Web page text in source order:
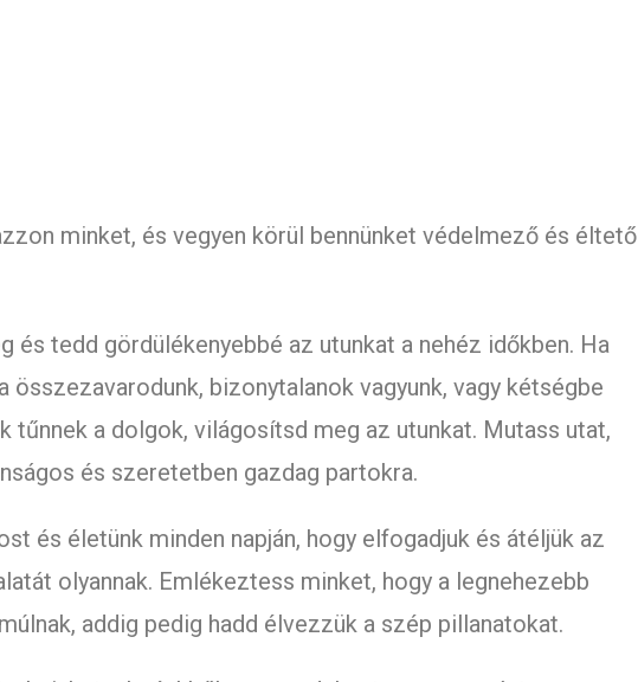
minket, és vegyen körül bennünket védelmező és éltető
és tedd gördülékenyebbé az utunkat a nehéz időkben. Ha
összezavarodunk, bizonytalanok vagyunk, vagy kétségbe
tűnnek a dolgok, világosítsd meg az utunkat. Mutass utat,
és szeretetben gazdag partokra.
és életünk minden napján, hogy elfogadjuk és átéljük az
olyannak. Emlékeztess minket, hogy a legnehezebb
addig pedig hadd élvezzük a szép pillanatokat.